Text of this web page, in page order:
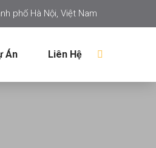
phố Hà Nội, Việt Nam
Án Liên Hệ